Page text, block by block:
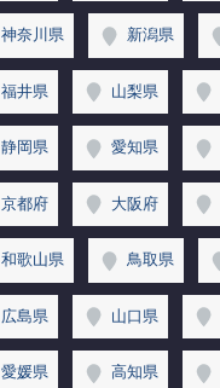
神奈川県 新潟県
福井県 山梨県
静岡県 愛知県
京都府 大阪府
和歌山県 鳥取県
広島県 山口県
愛媛県 高知県